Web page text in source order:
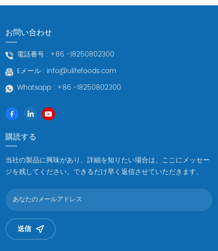
お問い合わせ
電話番号 : +86 -18250802300
Eメール : info@ulifefoods.com
Whatsapp : +86 -18250802300
購読する
当社の製品に興味があり、詳細を知りたい場合は、ここにメッセー
ジを残してください。できるだけ早く返信させていただきます。
送信